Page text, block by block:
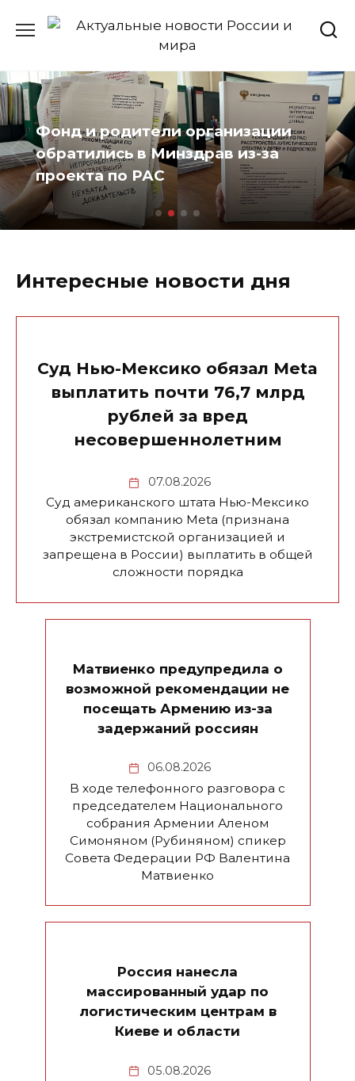
Фонд и родители организации
обратились в Минздрав из-за
проекта по РАС
Интересные новости дня
Суд Нью-Мексико обязал Meta
выплатить почти 76,7 млрд
рублей за вред
несовершеннолетним
07.08.2026
Суд американского штата Нью-Мексико
обязал компанию Meta (признана
экстремистской организацией и
запрещена в России) выплатить в общей
сложности порядка
Матвиенко предупредила о
возможной рекомендации не
посещать Армению из-за
задержаний россиян
06.08.2026
В ходе телефонного разговора с
председателем Национального
собрания Армении Аленом
Симоняном (Рубиняном) спикер
Совета Федерации РФ Валентина
Матвиенко
Россия нанесла
массированный удар по
логистическим центрам в
Киеве и области
05.08.2026